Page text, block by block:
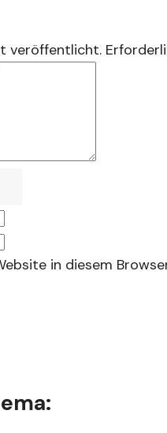
veröffentlicht.
in diesem